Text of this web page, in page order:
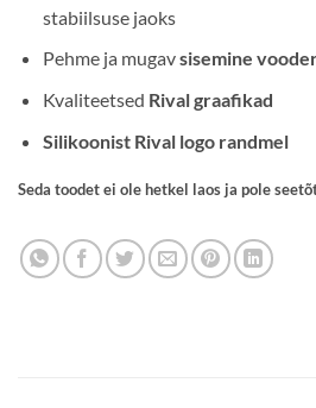
stabiilsuse jaoks
Pehme ja mugavsisemine
Kvaliteetsed Rival graafikad
Silikoonist Rival logo randmel
Seda toodet ei ole hetkel laos ja pole